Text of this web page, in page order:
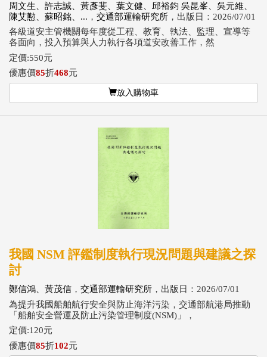
周文生、許志誠、黃彥斐、葉文健、邱裕鈞 吳昆峯、吳元維、
陳艾懃、蘇昭銘、... ， 交通部運輸研究所 ，出版日：2026/07/01
各級道安主管機關每年度從工程、教育、執法、監理、宣導等
各面向，投入預算與人力執行各項道安改善工作，然
定價:550元
優惠價85折468元
放入購物車
我國 NSM 評鑑制度執行現況問題與建議之探
討
鄭信鴻、黃茂信 ， 交通部運輸研究所 ，出版日：2026/07/01
為提升我國船舶航行安全與防止海洋污染，交通部航港局推動
「船舶安全營運及防止污染管理制度(NSM)」，
定價:120元
優惠價85折102元